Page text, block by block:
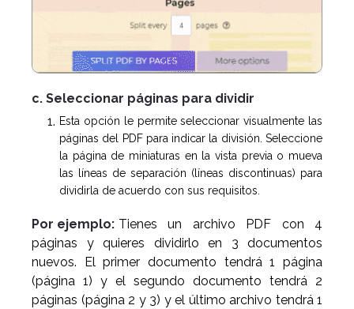
c. Seleccionar páginas para dividir
Esta opción le permite seleccionar visualmente las
páginas del PDF para indicar la división. Seleccione
la página de miniaturas en la vista previa o mueva
las líneas de separación (líneas discontinuas) para
dividirla de acuerdo con sus requisitos.
Por ejemplo: Tienes un archivo PDF con 4
páginas y quieres dividirlo en 3 documentos
nuevos. El primer documento tendrá 1 página
(página 1) y el segundo documento tendrá 2
páginas (página 2 y 3) y el último archivo tendrá 1